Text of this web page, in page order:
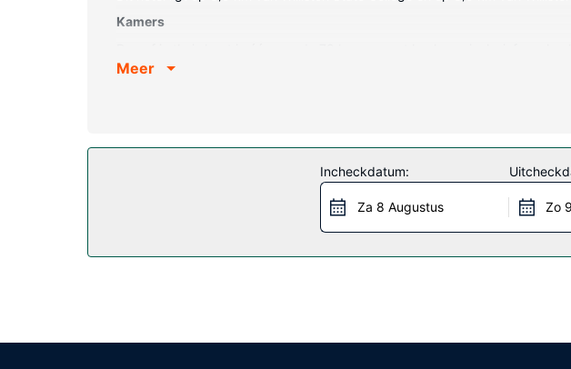
Kamers
kabelinternet zijn gratis, terwijl de lcd-televisie van 50 inch met
uitstapjes/tickets, een picknickplaats en barbecues.
Gasten van Hawthorn Suites by Wyndham Williston kunnen iets lekkers
werkdagen wordt er gratis een ontbijtbuffet geserveerd van 06.00 uur tot
Meer
Incheckdatum:
Za 8 Augustus Zo